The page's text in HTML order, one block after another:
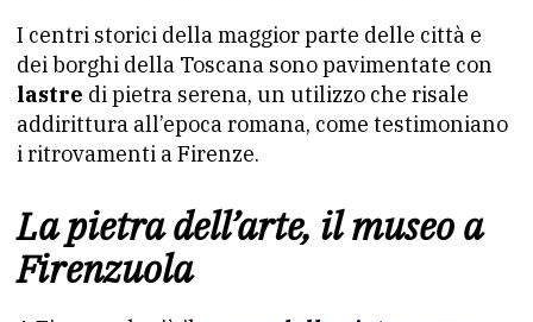
I centri storici della maggior parte delle città e
dei borghi della Toscana sono pavimentate con
lastre di pietra serena, un utilizzo che risale
addirittura all’epoca romana, come testimoniano
i ritrovamenti a Firenze.
La pietra dell’arte, il museo a
Firenzuola